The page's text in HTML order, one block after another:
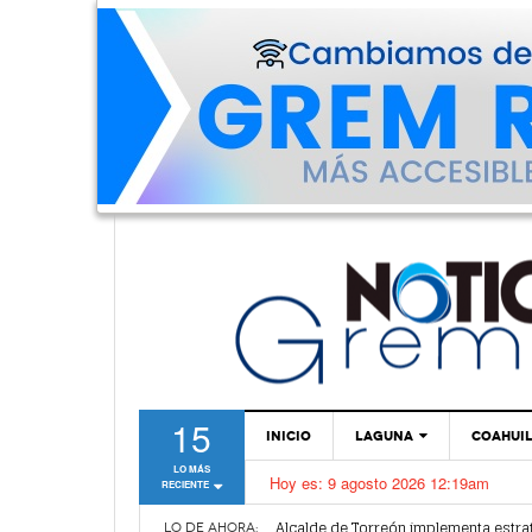
15
LO MÁS
RECIENTE
INICIO LAGUNA
TORREÓN
GÓMEZ PALACIO
Hoy es: 9 agosto 2026 12:19am
LO DE AHORA:
Dirección de Salud Municipal de